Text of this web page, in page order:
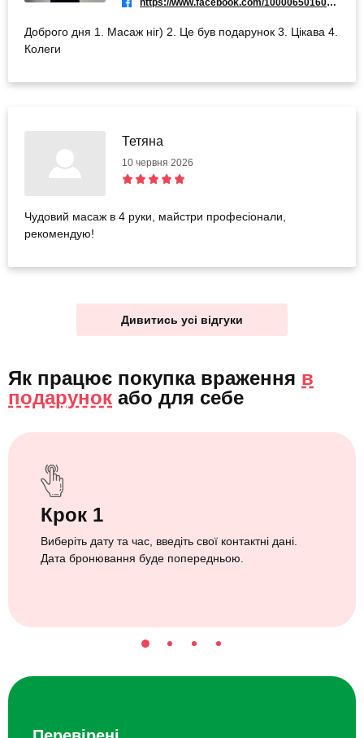
https://www.facebook.com/100006501609521
Доброго дня 1. Масаж ніг) 2. Це був подарунок 3. Цікава 4.
Колеги
Тетяна
10 червня 2026
Чудовий масаж в 4 руки, майстри професіонали,
рекомендую!
Дивитись усі відгуки
Як працює покупка враження в
подарунок або для себе
Крок 1
Виберіть дату та час, введіть свої контактні дані.
Дата бронювання буде попередньою.